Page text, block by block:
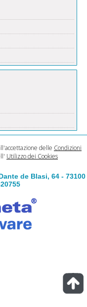
delle Condizioni
Utilizzo dei Cookies
de Blasi, 64 - 73100